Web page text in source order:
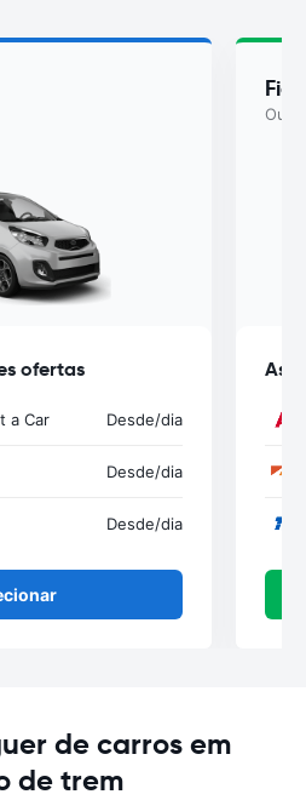
ofertas
a Car Desde/dia
Desde/dia
Desde/dia
Ou
As
de carros em
de trem